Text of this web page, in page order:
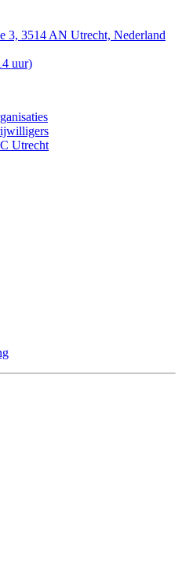
3, 3514 AN Utrecht, Nederland
uur)
Utrecht